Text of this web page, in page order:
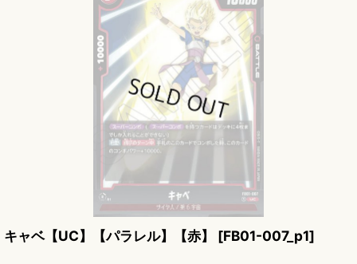
キャベ【UC】【パラレル】【赤】 [FB01-007_p1]